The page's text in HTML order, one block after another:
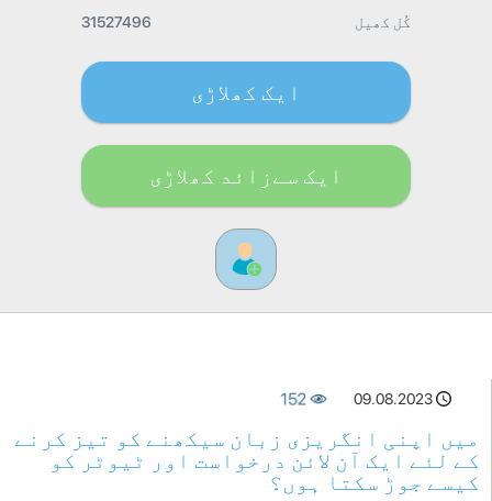
کُل کھیل 31527496
ایک کھلاڑی
ایک سےزائد کھلاڑی
09.08.2023
152
میں اپنی انگریزی زبان سیکھنے کو تیز کرنے
کے لئے ایک آن لائن درخواست اور ٹیوٹر کو
کیسے جوڑ سکتا ہوں؟